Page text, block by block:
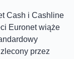
Cash i Cashline
Euronet wiąże
przez